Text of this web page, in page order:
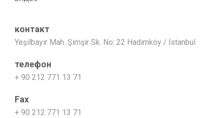
контакт
Yeşilbayır Mah. Şimşir Sk. No: 22 Hadımköy / İstanbul
телефон
+ 90 212 771 13 71
Fax
+ 90 212 771 13 71